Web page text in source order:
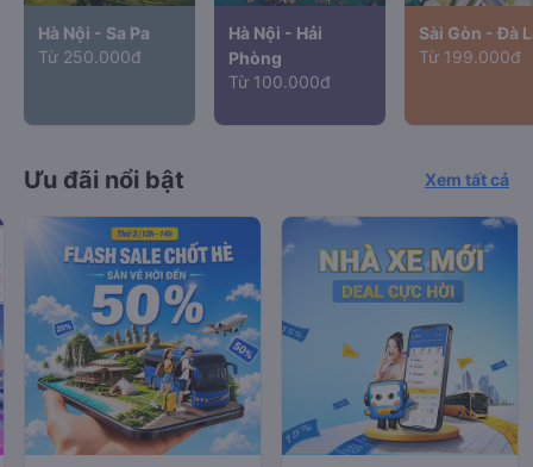
Hà Nội - Sa Pa
Từ 250.000đ
Hà Nội - Hải
Phòng
Từ 100.000đ
Sài Gòn - Đà
Từ 199.000đ
Ưu đãi nổi bật Xem tất cả